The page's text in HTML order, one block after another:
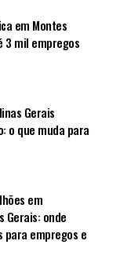
em Montes
3 mil empregos
Gerais
o que muda para
em
Gerais: onde
para empregos e